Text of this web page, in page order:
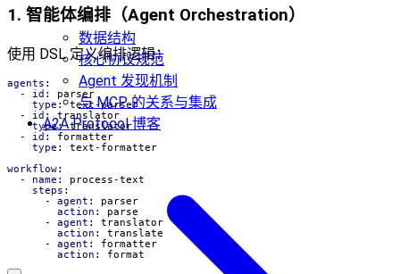
数据结构
核心协议规范
Agent 发现机制
与 MCP 的关系与集成
A2A Protocol 博客
1. 智能体编排（Agent Orchestration）
使用 DSL 定义编排逻辑：
agents :
- id :
parser
type : text-parser
- id :
translator
type: translator
- id :
formatter
type :
text-formatter
workflow:
- name :
process-text
steps :
- agent :
parser
action :
parse
- agent :
translator
action :
translate
- agent :
formatter
action : format